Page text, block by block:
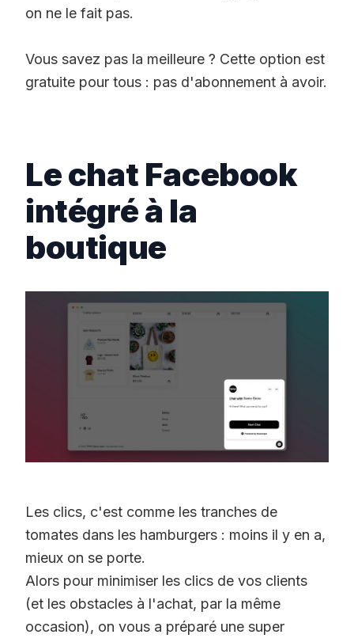
on ne le fait pas.
Vous savez pas la meilleure ? Cette option est
gratuite pour tous : pas d'abonnement à avoir.
Le chat Facebook
intégré à la
boutique
Les clics, c'est comme les tranches de
tomates dans les hamburgers : moins il y en a,
mieux on se porte.
Alors pour minimiser les clics de vos clients
(et les obstacles à l'achat, par la même
occasion), on vous a préparé une super